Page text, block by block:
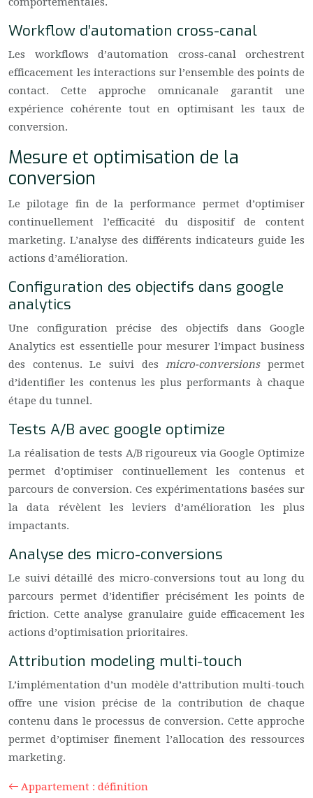
Workflow d’automation cross-canal
Les workflows d’automation cross-canal orchestrent
efficacement les interactions sur l’ensemble des points de
contact. Cette approche omnicanale garantit une
expérience cohérente tout en optimisant les taux de
conversion.
Mesure et optimisation de la
conversion
Le pilotage fin de la performance permet d’optimiser
continuellement l’efficacité du dispositif de content
marketing. L’analyse des différents indicateurs guide les
actions d’amélioration.
Configuration des objectifs dans google
analytics
Une configuration précise des objectifs dans Google
Analytics est essentielle pour mesurer l’impact business
des contenus. Le suivi desmicro-conversionspermet
d’identifier les contenus les plus performants à chaque
étape du tunnel.
Tests A/B avec google optimize
La réalisation de tests A/B rigoureux via Google Optimize
permet d’optimiser continuellement les contenus et
parcours de conversion. Ces expérimentations basées sur
la data révèlent les leviers d’amélioration les plus
impactants.
Analyse des micro-conversions
Le suivi détaillé des micro-conversions tout au long du
parcours permet d’identifier précisément les points de
friction. Cette analyse granulaire guide efficacement les
actions d’optimisation prioritaires.
Attribution modeling multi-touch
L’implémentation d’un modèle d’attribution multi-touch
offre une vision précise de la contribution de chaque
contenu dans le processus de conversion. Cette approche
permet d’optimiser finement l’allocation des ressources
marketing.
Appartement : définition